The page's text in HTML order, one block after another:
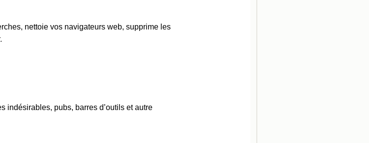
nettoie vos navigateurs web, supprime les
indésirables, pubs, barres d’outils et autre